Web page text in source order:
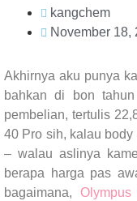
kangchem
November 18,
Akhirnya aku punya
bahkan di bon
pembelian, tertulis
40 Pro sih, kalau
– walau aslinya
berapa harga pas
bagaimana,